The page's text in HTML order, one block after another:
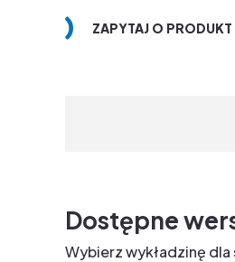
ZAPYTAJ O PRODUKT
Dostępne
Wybierz wykładzinę dla